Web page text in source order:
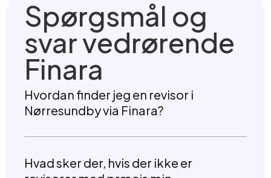
Spørgsmål og
svar vedrørende
Finara
Hvordan finder jeg en revisor i
Nørresundby via Finara?
Hvad sker der, hvis der ikke er